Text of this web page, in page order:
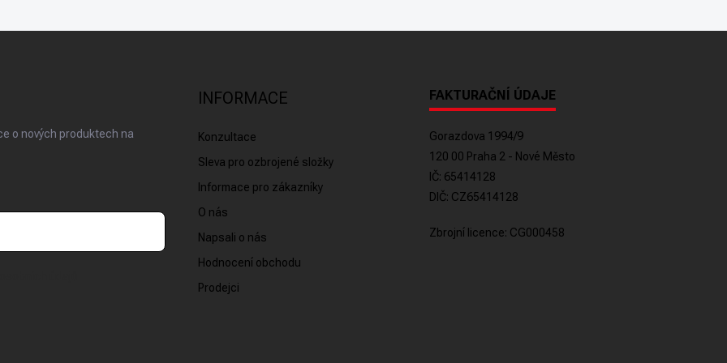
o nových produktech na
INFORMACE
Konzultace
Sleva pro ozbrojené složky
Informace pro zákazníky
O nás
Napsali o nás
Hodnocení obchodu
Prodejci
FAKTURAČNÍ ÚDAJE
Gorazdova 1994/9
120 00 Praha 2 - Nové Město
IČ: 65414128
DIČ: CZ65414128
Zbrojní licence: CG000458